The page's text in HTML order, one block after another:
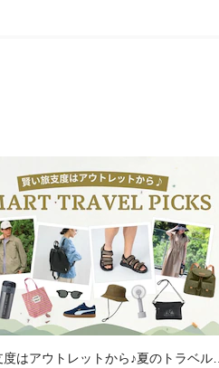
はアウトレットから♪夏のトラベルア